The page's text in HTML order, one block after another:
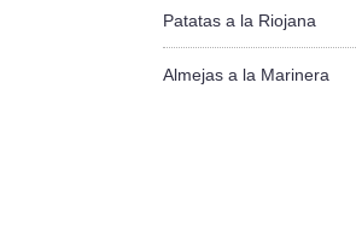
Patatas a la Riojana
Almejas a la Marinera